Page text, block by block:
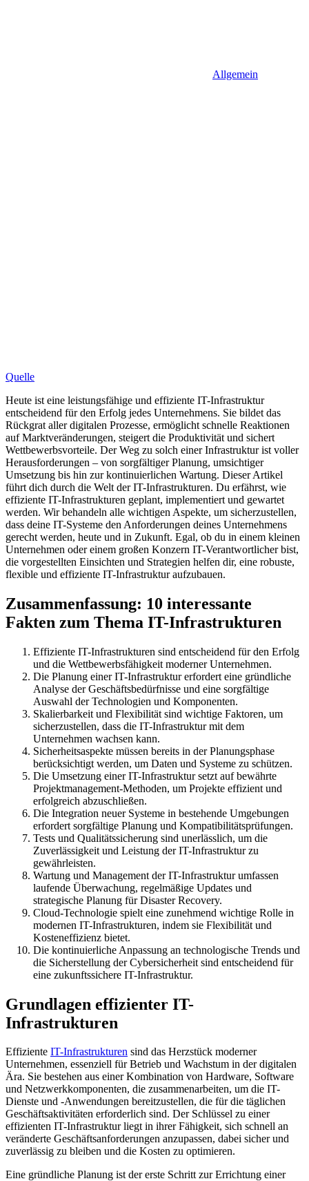
Allgemein
Quelle
Heute ist eine leistungsfähige und effiziente IT-Infrastruktur
entscheidend für den Erfolg jedes Unternehmens. Sie bildet das
Rückgrat aller digitalen Prozesse, ermöglicht schnelle Reaktionen
auf Marktveränderungen, steigert die Produktivität und sichert
Wettbewerbsvorteile. Der Weg zu solch einer Infrastruktur ist voller
Herausforderungen – von sorgfältiger Planung, umsichtiger
Umsetzung bis hin zur kontinuierlichen Wartung. Dieser Artikel
führt dich durch die Welt der IT-Infrastrukturen. Du erfährst, wie
effiziente IT-Infrastrukturen geplant, implementiert und gewartet
werden. Wir behandeln alle wichtigen Aspekte, um sicherzustellen,
dass deine IT-Systeme den Anforderungen deines Unternehmens
gerecht werden, heute und in Zukunft. Egal, ob du in einem kleinen
Unternehmen oder einem großen Konzern IT-Verantwortlicher bist,
die vorgestellten Einsichten und Strategien helfen dir, eine robuste,
flexible und effiziente IT-Infrastruktur aufzubauen.
Zusammenfassung: 10 interessante
Fakten zum Thema IT-Infrastrukturen
Effiziente IT-Infrastrukturen sind entscheidend für den Erfolg
und die Wettbewerbsfähigkeit moderner Unternehmen.
Die Planung einer IT-Infrastruktur erfordert eine gründliche
Analyse der Geschäftsbedürfnisse und eine sorgfältige
Auswahl der Technologien und Komponenten.
Skalierbarkeit und Flexibilität sind wichtige Faktoren, um
sicherzustellen, dass die IT-Infrastruktur mit dem
Unternehmen wachsen kann.
Sicherheitsaspekte müssen bereits in der Planungsphase
berücksichtigt werden, um Daten und Systeme zu schützen.
Die Umsetzung einer IT-Infrastruktur setzt auf bewährte
Projektmanagement-Methoden, um Projekte effizient und
erfolgreich abzuschließen.
Die Integration neuer Systeme in bestehende Umgebungen
erfordert sorgfältige Planung und Kompatibilitätsprüfungen.
Tests und Qualitätssicherung sind unerlässlich, um die
Zuverlässigkeit und Leistung der IT-Infrastruktur zu
gewährleisten.
Wartung und Management der IT-Infrastruktur umfassen
laufende Überwachung, regelmäßige Updates und
strategische Planung für Disaster Recovery.
Cloud-Technologie spielt eine zunehmend wichtige Rolle in
modernen IT-Infrastrukturen, indem sie Flexibilität und
Kosteneffizienz bietet.
Die kontinuierliche Anpassung an technologische Trends und
die Sicherstellung der Cybersicherheit sind entscheidend für
eine zukunftssichere IT-Infrastruktur.
Grundlagen effizienter IT-
Infrastrukturen
Effiziente IT-Infrastrukturen sind das Herzstück moderner
Unternehmen, essenziell für Betrieb und Wachstum in der digitalen
Ära. Sie bestehen aus einer Kombination von Hardware, Software
und Netzwerkkomponenten, die zusammenarbeiten, um die IT-
Dienste und -Anwendungen bereitzustellen, die für die täglichen
Geschäftsaktivitäten erforderlich sind. Der Schlüssel zu einer
effizienten IT-Infrastruktur liegt in ihrer Fähigkeit, sich schnell an
veränderte Geschäftsanforderungen anzupassen, dabei sicher und
zuverlässig zu bleiben und die Kosten zu optimieren.
Eine gründliche Planung ist der erste Schritt zur Errichtung einer